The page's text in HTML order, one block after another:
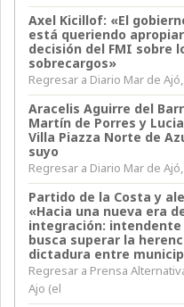
Axel Kicillof: «El
está queriendo
decisión del FMI sobre
sobrecargos»
Regresar a Diario Mar de
Aracelis Aguirre del
Martín de Porres y
Villa Piazza Norte de
suyo
Regresar a Diario Mar de
Partido de la Costa y
«Hacia una nueva era
integración: intendente
busca superar la
dictadura entre
Regresar a Prensa
Ajo (el